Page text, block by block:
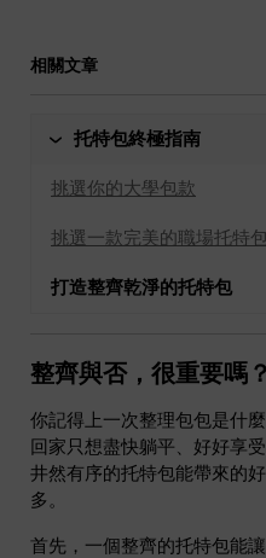
相關文章
托特包終極指南
挑選你的大學包款
挑選一款完美的職場托特
打造整齊乾淨的托特包
整齊與否，很重要嗎？
你記得上一次整理包包是什
回家只想盡快躺平、好好享
井然有序的托特包能帶來的
多。
首先，一個整齊的托特包能